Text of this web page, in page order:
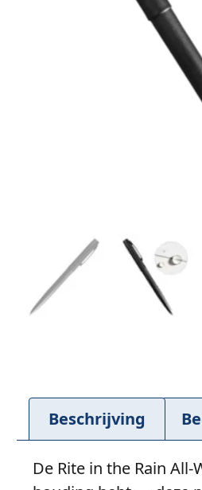
Beschrijving
De Rite in the Rain